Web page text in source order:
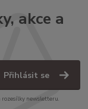
akce a
Přihlásit se
rozesílky newsletteru.